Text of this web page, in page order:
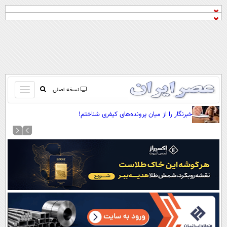
نسخه اصلی
باز
و
کردن
صفحه اول
آرشیو
نظرسنجی
آب و هوا
اوقات شرعی
سواد زندگی
خبرنگار را از میان پرونده‌های کیفری شناختم!